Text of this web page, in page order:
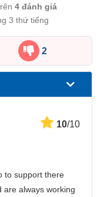
4đánh giá
3 thứ tiếng
2
10/10
to support there
are always working